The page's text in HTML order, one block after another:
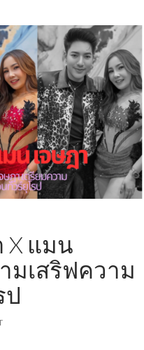
​X แมน
มเสริฟความ
ป